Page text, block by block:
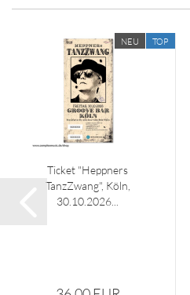
NEU TOP
Ticket "Heppners
TanzZwang", Köln,
30.10.2026...